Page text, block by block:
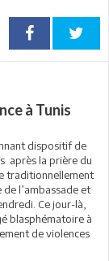
à Tunis
dispositif de
après la prière du
traditionnellement
l’ambassade et
Ce jour-là,
blasphématoire à
de violences